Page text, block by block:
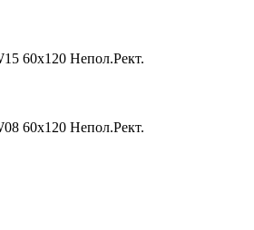
60x120 Непол.Рект.
60x120 Непол.Рект.